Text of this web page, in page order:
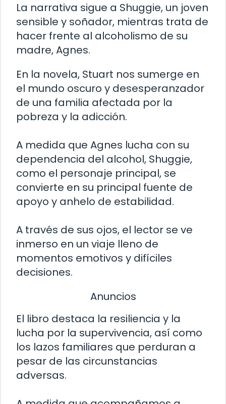
La narrativa sigue a Shuggie, un joven
sensible y soñador, mientras trata de
hacer frente al alcoholismo de su
madre, Agnes.
En la novela, Stuart nos sumerge en
el mundo oscuro y desesperanzador
de una familia afectada por la
pobreza y la adicción.
A medida que Agnes lucha con su
dependencia del alcohol, Shuggie,
como el personaje principal, se
convierte en su principal fuente de
apoyo y anhelo de estabilidad.
A través de sus ojos, el lector se ve
inmerso en un viaje lleno de
momentos emotivos y difíciles
decisiones.
Anuncios
El libro destaca la resiliencia y la
lucha por la supervivencia, así como
los lazos familiares que perduran a
pesar de las circunstancias
adversas.